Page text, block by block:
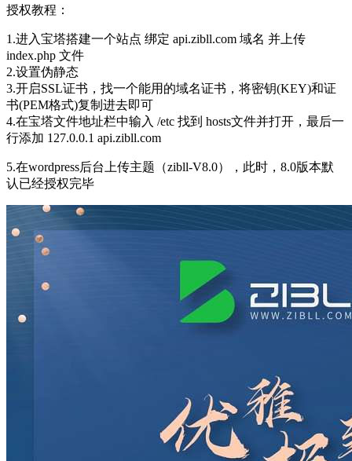
授权教程：
1.进入宝塔搭建一个站点 绑定 api.zibll.com 域名 并上传
index.php 文件
2.设置伪静态
3.开启SSL证书，找一个能用的域名证书，将密钥(KEY)和证
书(PEM格式)复制进去即可
4.在宝塔文件地址栏中输入 /etc 找到 hosts文件并打开，最后一
行添加 127.0.0.1 api.zibll.com
5.在wordpress后台上传主题（zibll-V8.0），此时，8.0版本默
认已经授权完毕